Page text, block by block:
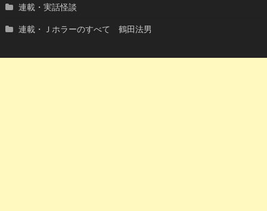
連載・実話怪談
連載・Ｊホラーのすべて 鶴田法男